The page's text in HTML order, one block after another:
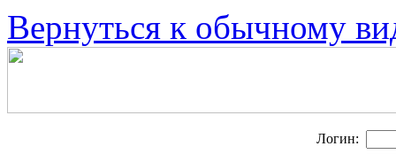
Вернуться к обычному
Логин: